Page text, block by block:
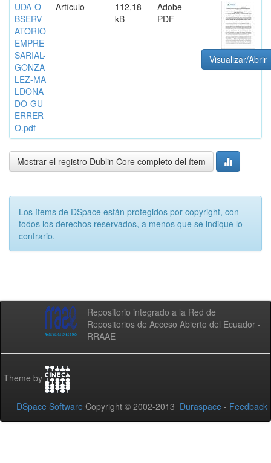
UDA-O
BSERV
ATORIO
EMPRE
SARIAL-
GONZA
LEZ-MA
LDONA
DO-GU
ERRER
O.pdf
Artículo
112,18
kB
Adobe
PDF
Visualizar/Abrir
Mostrar el registro Dublin Core completo del ítem
Los ítems de DSpace están protegidos por copyright, con
todos los derechos reservados, a menos que se indique lo
contrario.
Repositorio integrado a la Red de
Repositorios de Acceso Abierto del Ecuador -
RRAAE
Theme by
DSpace Software Copyright © 2002-2013 Duraspace - Feedback